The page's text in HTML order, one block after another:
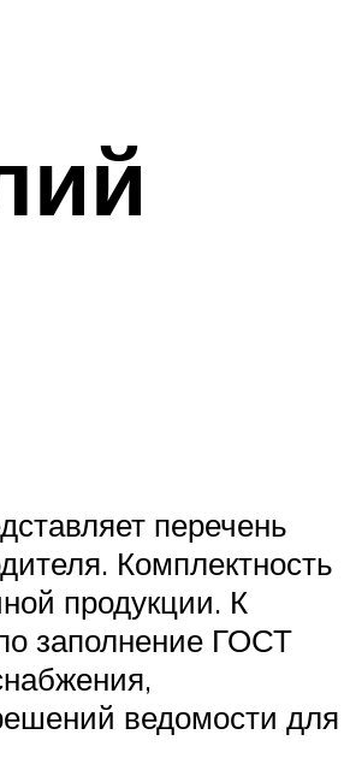
перечень
Комплектность
продукции. К
заполнение ГОСТ
ведомости для